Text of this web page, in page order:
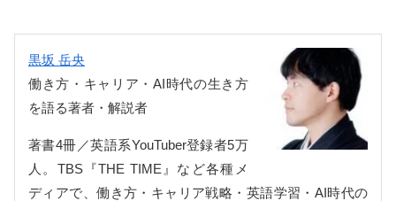
黒坂 岳央
働き方・キャリア・AI時代の生き方
を語る著者・解説者
著書4冊／英語系YouTuber登録者5万
人。TBS『THE TIME』など各種メ
ディアで、働き方・キャリア戦略・英語学習・AI時代の